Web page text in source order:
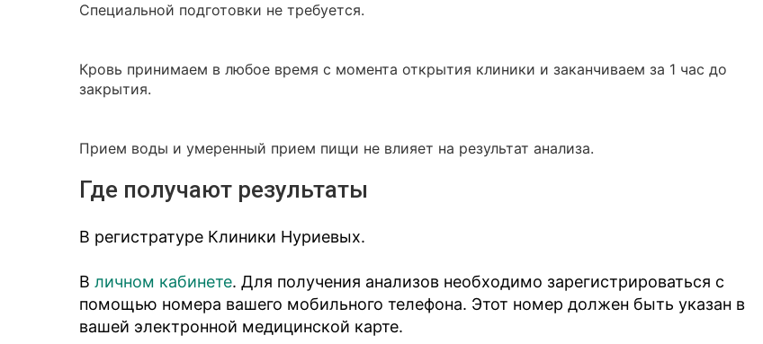
Специальной подготовки не требуется.
Кровь принимаем в любое время с момента открытия клиники и заканчиваем за 1 час до
закрытия.
Прием воды и умеренный прием пищи не влияет на результат анализа.
Где получают результаты
В регистратуре Клиники Нуриевых.
В личном кабинете. Для получения анализов необходимо зарегистрироваться с
помощью номера вашего мобильного телефона. Этот номер должен быть указан в
вашей электронной медицинской карте.